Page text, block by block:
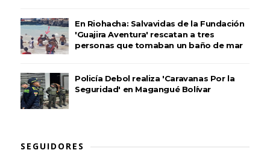
En Riohacha: Salvavidas de la Fundación
'Guajira Aventura' rescatan a tres
personas que tomaban un baño de mar
Policía Debol realiza 'Caravanas Por la
Seguridad' en Magangué Bolívar
SEGUIDORES